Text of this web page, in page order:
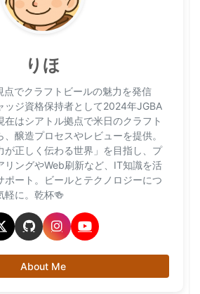
りほ
点でクラフトビールの魅力を発信
ッジ資格保持者として2024年JGBA
在はシアトル拠点で米日のクラフト
醸造プロセスやレビューを提供。
が正しく伝わる世界」を目指し、プ
リングやWeb刷新など、IT知識を活
ポート。ビールとテクノロジーにつ
軽に。乾杯🍻
About Me